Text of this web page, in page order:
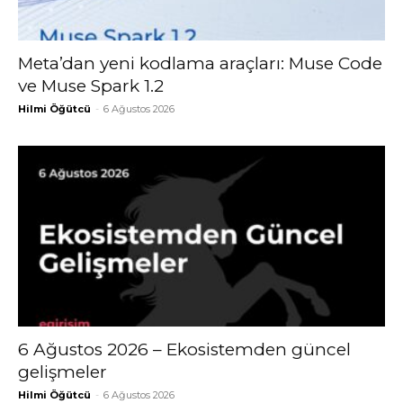
Meta’dan yeni kodlama araçları: Muse Code
ve Muse Spark 1.2
Hilmi Öğütcü - 6 Ağustos 2026
6 Ağustos 2026 – Ekosistemden güncel
gelişmeler
Hilmi Öğütcü - 6 Ağustos 2026